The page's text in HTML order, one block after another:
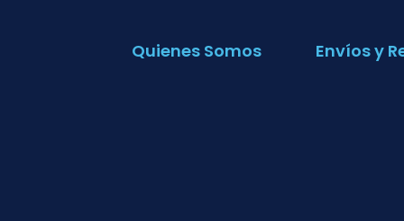
Quienes Somos Envíos y